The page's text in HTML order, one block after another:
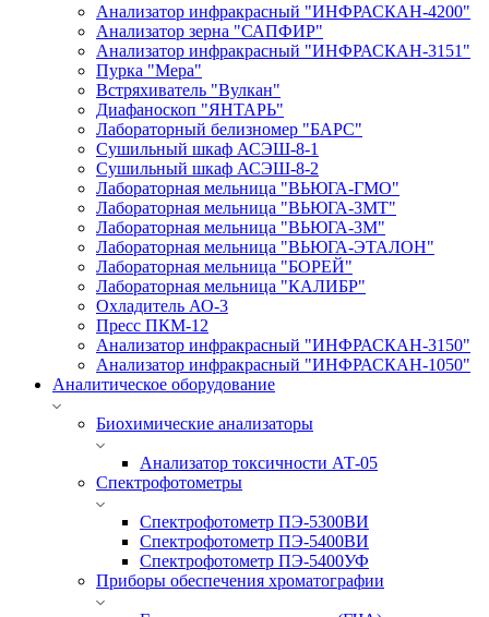
Анализатор инфракрасный "ИНФРАСКАН-4200"
Анализатор зерна "САПФИР"
Анализатор инфракрасный "ИНФРАСКАН-3151"
Пурка "Мера"
Встряхиватель "Вулкан"
Диафаноскоп "ЯНТАРЬ"
Лабораторный белизномер "БАРС"
Сушильный шкаф АСЭШ-8-1
Сушильный шкаф АСЭШ-8-2
Лабораторная мельница "ВЬЮГА-ГМО"
Лабораторная мельница "ВЬЮГА-3МТ"
Лабораторная мельница "ВЬЮГА-3М"
Лабораторная мельница "ВЬЮГА-ЭТАЛОН"
Лабораторная мельница "БОРЕЙ"
Лабораторная мельница "КАЛИБР"
Охладитель АО-3
Пресс ПКМ-12
Анализатор инфракрасный "ИНФРАСКАН-3150"
Анализатор инфракрасный "ИНФРАСКАН-1050"
Аналитическое оборудование
Биохимические анализаторы
Анализатор токсичности АТ-05
Спектрофотометры
Спектрофотометр ПЭ-5300ВИ
Спектрофотометр ПЭ-5400ВИ
Спектрофотометр ПЭ-5400УФ
Приборы обеспечения хроматографии